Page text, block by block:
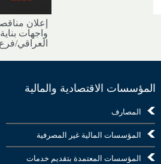
إعلان
واجهات
العراقي/
المؤسسات الاقتصادية والمالية
المصارف
المؤسسات المالية غير المصرفية
المؤسسات المعتمدة بتقديم خدمات